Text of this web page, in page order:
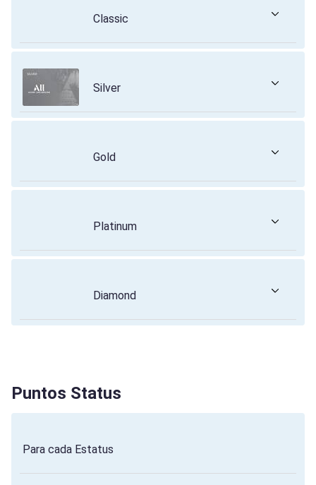
Classic
Silver
Gold
Platinum
Diamond
Puntos Status
Para cada Estatus